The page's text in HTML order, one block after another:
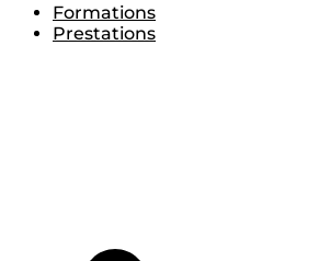
Formations
Prestations